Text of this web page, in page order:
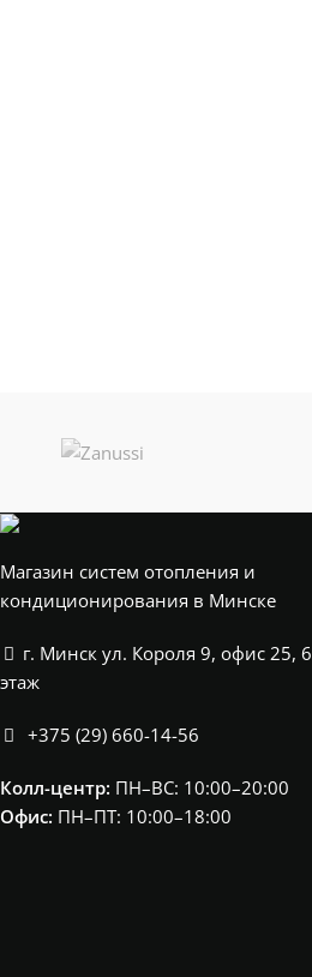
Магазин систем отопления и
кондиционирования в Минске
г. Минск ул. Короля 9, офис 25, 6
этаж
+375 (29) 660-14-56
Колл-центр: ПН–ВС: 10:00–20:00​
Офис: ПН–ПТ: 10:00–18:00